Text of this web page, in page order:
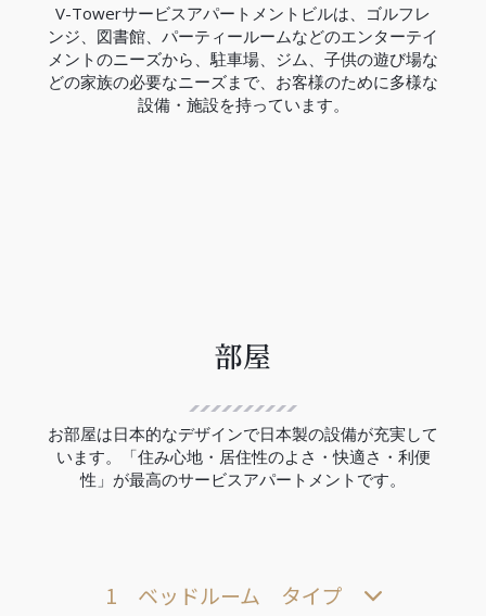
V-Towerサービスアパートメントビルは、ゴルフレ
ンジ、図書館、パーティールームなどのエンターテイ
メントのニーズから、駐車場、ジム、子供の遊び場な
どの家族の必要なニーズまで、お客様のために多様な
設備・施設を持っています。
部屋
お部屋は日本的なデザインで日本製の設備が充実して
います。「住み心地・居住性のよさ・快適さ・利便
性」が最高のサービスアパートメントです。
1 ベッドルーム タイプ